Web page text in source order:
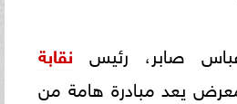
صابر، رئيس نقابة
يعد مبادرة هامة من